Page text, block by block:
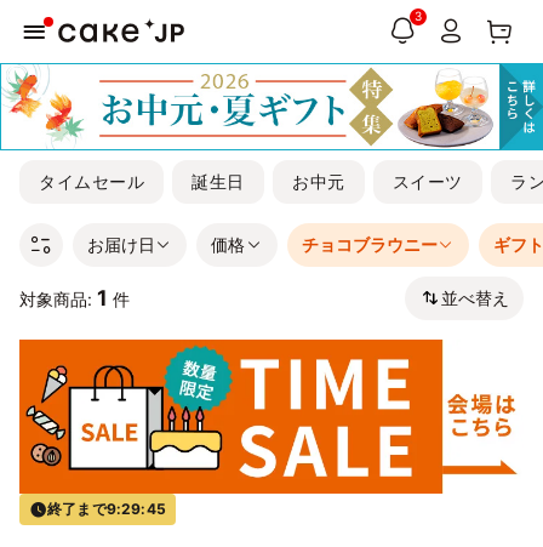
3
タイムセール 誕生日 お中元 スイーツ ラ
お届け日 価格 チョコブラウニー ギフ
対象商品: 1 件 並べ替え
終了まで9:29:45